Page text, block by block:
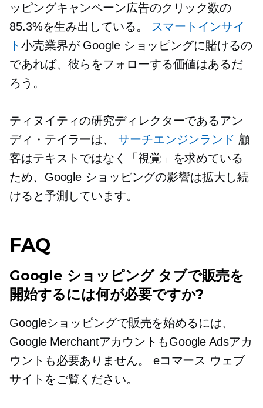
ッピングキャンペーン広告のクリック数の
85.3%を生み出している。
スマートインサイ
ト 小売業界が Google ショッピングに賭けるの
であれば、彼らをフォローする価値はあるだ
ろう。
ティヌイティの研究ディレクターであるアン
ディ・テイラーは、 サーチエンジンランド 顧
客はテキストではなく「視覚」を求めている
ため、Google ショッピングの影響は拡大し続
けると予測しています。
FAQ
Google ショッピング タブで販売を
開始するには何が必要ですか?
Googleショッピングで販売を始めるには、
Google MerchantアカウントもGoogle Adsアカ
ウントも必要ありません。 eコマース ウェブ
サイトをご覧ください。